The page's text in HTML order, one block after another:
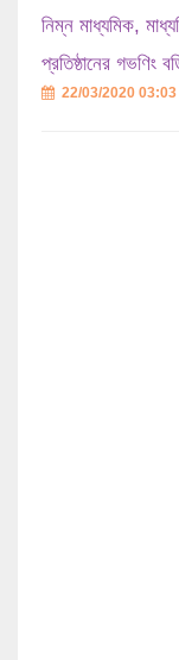
নিম্ন মাধ্যমিক,
প্রতিষ্ঠানের গভণিং
22/03/2020